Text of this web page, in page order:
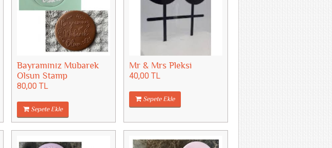
Bayramınız Mübarek
Olsun Stamp
80,00 TL
Sepete Ekle
Mr & Mrs Pleksi
40,00 TL
Sepete Ekle